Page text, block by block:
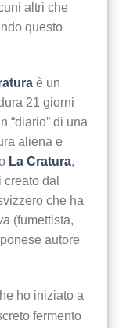
altri che
questo
è un
21 giorni
“diario” di una
aliena e
La Cratura,
dal
che ha
(fumettista,
autore
ho iniziato a
fermento